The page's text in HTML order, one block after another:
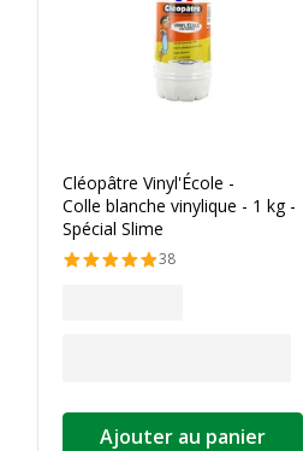
Cléopâtre Vinyl'École -
Colle blanche vinylique - 1 kg -
Spécial Slime
38
Ajouter au panier